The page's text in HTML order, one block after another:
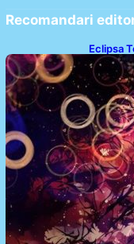
Recomandari
Eclipsa
Analiză
18 Ani